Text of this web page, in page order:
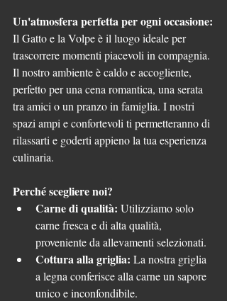
Un'atmosfera perfetta per ogni occasione:
Il Gatto e la Volpe è il luogo ideale per
trascorrere momenti piacevoli in compagnia.
Il nostro ambiente è caldo e accogliente,
perfetto per una cena romantica, una serata
tra amici o un pranzo in famiglia. I nostri
spazi ampi e confortevoli ti permetteranno di
rilassarti e goderti appieno la tua esperienza
culinaria.
Perché scegliere noi?
Carne di qualità: Utilizziamo solo
carne fresca e di alta qualità,
proveniente da allevamenti selezionati.
Cottura alla griglia: La nostra griglia
a legna conferisce alla carne un sapore
unico e inconfondibile.